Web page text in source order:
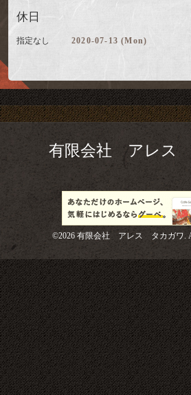
休日
指定なし 2020-07-13 (Mon)
有限会社 アレス
©2026 有限会社 アレス タカガワ.